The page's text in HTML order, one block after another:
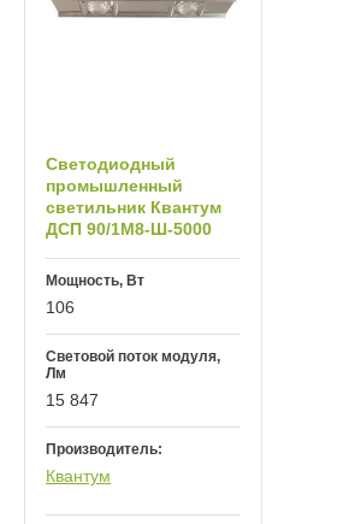
Светодиодный
промышленный
светильник Квантум
ДСП 90/1М8-Ш-5000
Мощность, Вт
106
Световой поток модуля,
Лм
15 847
Производитель:
Квантум